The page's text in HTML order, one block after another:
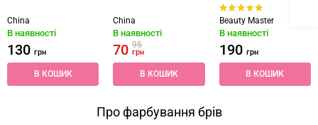
China
В наявності
130 грн
В КОШИК
China
В наявності
7095
грн
В КОШИК
Beauty Master
В наявності
190 грн
В КОШИК
Про фарбування брів